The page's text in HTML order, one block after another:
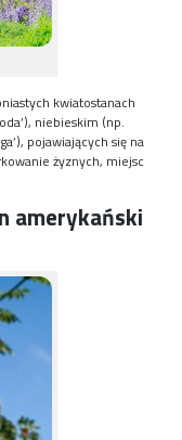
kwiatostanach
’), niebieskim (np.
’), pojawiających się na
żyznych, miejsc
amerykański